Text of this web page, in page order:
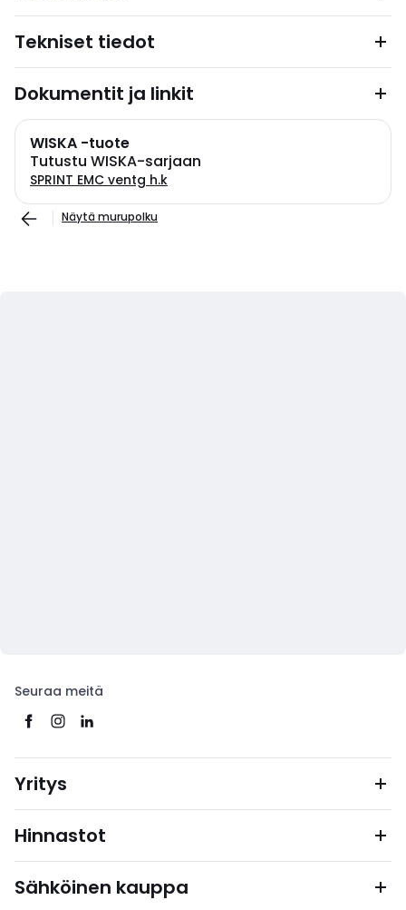
Tekniset tiedot
Dokumentit ja linkit
WISKA -tuote
Tutustu WISKA-sarjaan
SPRINT EMC ventg h.k
Näytä murupolku
Seuraa meitä
Yritys
Hinnastot
Sähköinen kauppa